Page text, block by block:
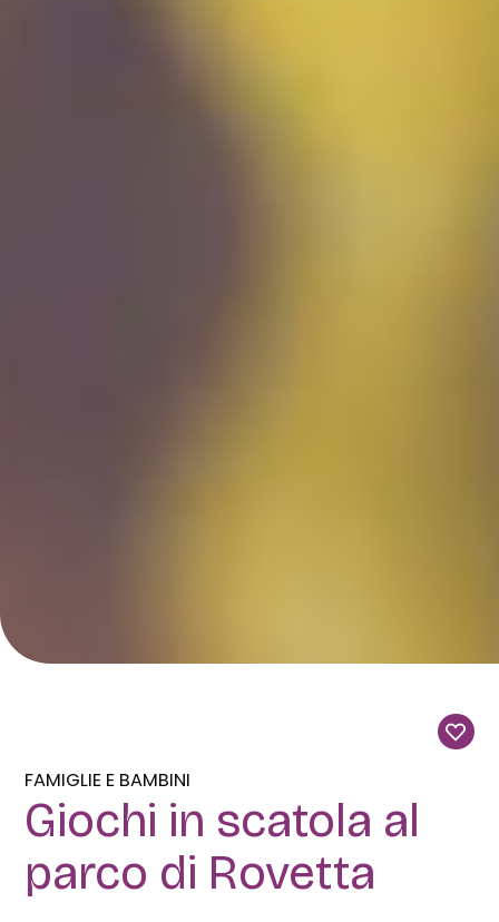
FAMIGLIE E BAMBINI
Giochi in scatola al
parco di Rovetta